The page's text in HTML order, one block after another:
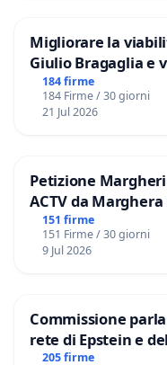
Migliorare la
Giulio Bragaglia e
ROMA
184 firme
184 Firme / 30 giorni
21 Jul 2026
Petizione
ACTV da
Marco Polo tariffa a
151 firme
151 Firme / 30 giorni
9 Jul 2026
Commissione
rete di Epstein e
Files
205 firme